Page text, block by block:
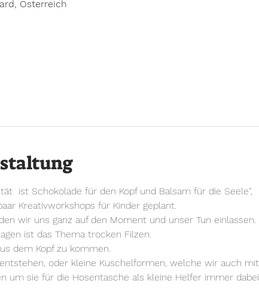
Österreich
ist Schokolade für den Kopf und Balsam für die Seele",
Kreativworkshops für Kinder geplant.
wir uns ganz auf den Moment und unser Tun einlassen.
ist das Thema trocken Filzen.
dem Kopf zu kommen.
oder kleine Kuschelformen, welche wir auch
um sie für die Hosentasche als kleine Helfer immer